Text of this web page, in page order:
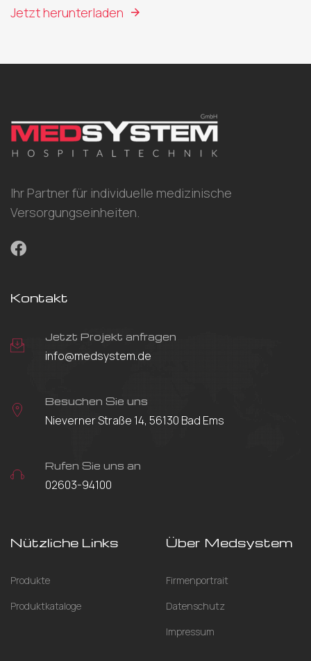
Jetzt herunterladen
Ihr Partner für individuelle medizinische
Versorgungseinheiten.
Kontakt
Jetzt Projekt anfragen
info@medsystem.de
Besuchen Sie uns
Nieverner Straße 14, 56130 Bad Ems
Rufen Sie uns an
02603-94100
Nützliche Links
Produkte
Produktkataloge
Über Medsystem
Firmenportrait
Datenschutz
Impressum